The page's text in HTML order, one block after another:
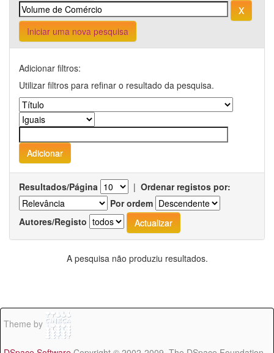
Iniciar uma nova pesquisa
Adicionar filtros:
Utilizar filtros para refinar o resultado da pesquisa.
Resultados/Página | Ordenar registos por:
Por ordem
Autores/Registo
A pesquisa não produziu resultados.
Theme by